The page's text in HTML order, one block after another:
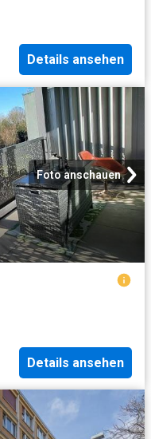
Details ansehen
Foto anschauen
Details ansehen